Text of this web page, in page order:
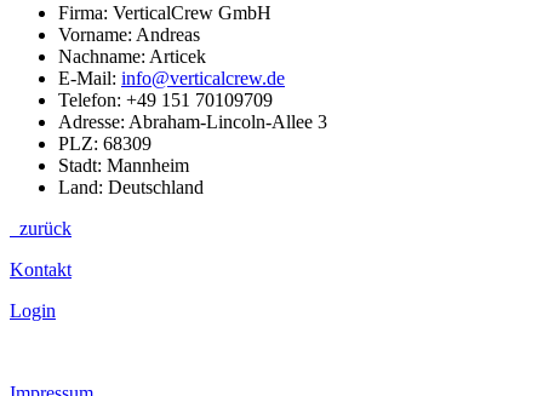
Firma: VerticalCrew GmbH
Vorname: Andreas
Nachname: Articek
E-Mail: info@verticalcrew.de
Telefon: +49 151 70109709
Adresse: Abraham-Lincoln-Allee 3
PLZ: 68309
Stadt: Mannheim
Land: Deutschland
zurück
Kontakt
Login